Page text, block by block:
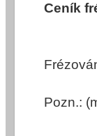
Ceník
Pozn.: